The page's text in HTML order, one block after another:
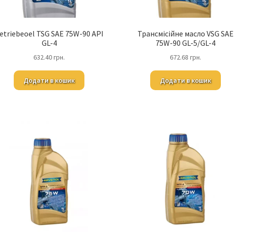
TSG SAE 75W-90 API
GL-4
632.40грн.
Додати в кошик
Трансмісійне масло VSG SAE
75W-90 GL-5/GL-4
672.68 грн.
Додати в кошик